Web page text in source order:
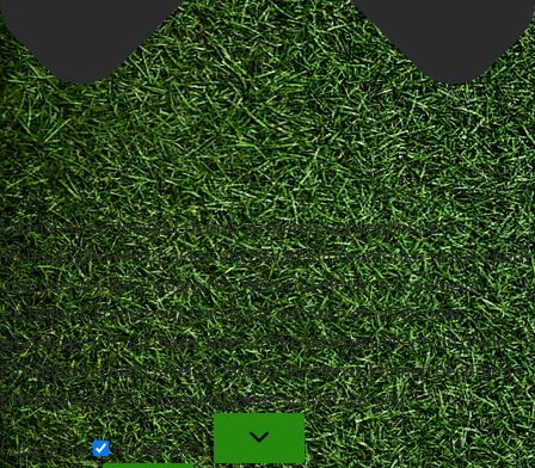
Um dir ein optimales Erlebnis zu bieten, verwenden wir
Technologien wie Cookies, um Geräteinformationen zu speichern
und/oder darauf zuzugreifen. Wenn du diesen Technologien
zustimmst, können wir Daten wie das Surfverhalten oder
eindeutige IDs auf dieser Website verarbeiten. Wenn du deine
Einwillligung nicht erteilst oder zurückziehst, können bestimmte
Merkmale und Funktionen beeinträchtigt werden.
Funktional
Funktional
Immer aktiv